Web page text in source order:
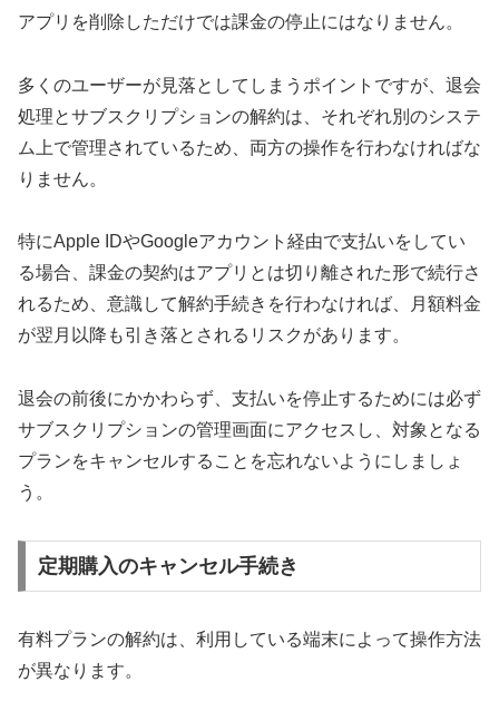
アプリを削除しただけでは課金の停止にはなりません。
多くのユーザーが見落としてしまうポイントですが、退会
処理とサブスクリプションの解約は、それぞれ別のシステ
ム上で管理されているため、両方の操作を行わなければな
りません。
特にApple IDやGoogleアカウント経由で支払いをしてい
る場合、課金の契約はアプリとは切り離された形で続行さ
れるため、意識して解約手続きを行わなければ、月額料金
が翌月以降も引き落とされるリスクがあります。
退会の前後にかかわらず、支払いを停止するためには必ず
サブスクリプションの管理画面にアクセスし、対象となる
プランをキャンセルすることを忘れないようにしましょ
う。
定期購入のキャンセル手続き
有料プランの解約は、利用している端末によって操作方法
が異なります。